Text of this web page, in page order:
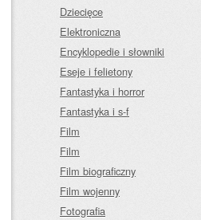
Dziecięce
Elektroniczna
Encyklopedie i słowniki
Eseje i felietony
Fantastyka i horror
Fantastyka i s-f
Film
Film
Film biograficzny
Film wojenny
Fotografia